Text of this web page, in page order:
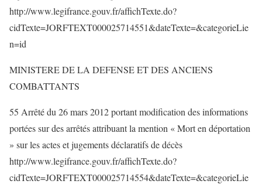
http://www.legifrance.gouv.fr/affichTexte.do?
cidTexte=JORFTEXT000025714551&dateTexte=&categorieLie
n=id
MINISTERE DE LA DEFENSE ET DES ANCIENS
COMBATTANTS
55 Arrêté du 26 mars 2012 portant modification des informations
portées sur des arrêtés attribuant la mention « Mort en déportation
» sur les actes et jugements déclaratifs de décès
http://www.legifrance.gouv.fr/affichTexte.do?
cidTexte=JORFTEXT000025714554&dateTexte=&categorieLie